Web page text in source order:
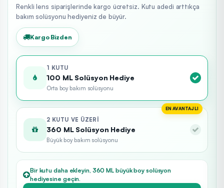
Renkli lens siparişlerinde kargo ücretsiz. Kutu adedi arttıkça
bakım solüsyonu hediyeniz de büyür.
Kargo Bizden
1 KUTU
100 ML Solüsyon Hediye
Orta boy bakım solüsyonu
EN AVANTAJLI
2 KUTU VE ÜZERI
360 ML Solüsyon Hediye
Büyük boy bakım solüsyonu
Bir kutu daha ekleyin, 360 ML büyük boy solüsyon
hediyesine geçin.